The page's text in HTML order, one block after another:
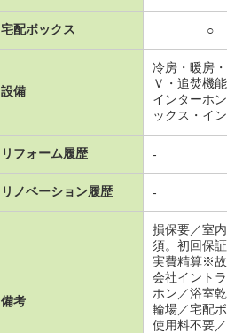
宅配ボックス ○
設備
冷房・暖房
Ｖ・追焚機
インターホ
ックス・イ
リフォーム履歴 -
リノベーション履歴 -
備考
損保要／室
須。初回保
実費精算※
会社イント
ホン／浴室
輪場／宅配
使用料不要